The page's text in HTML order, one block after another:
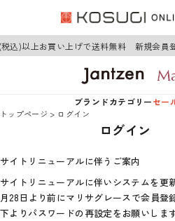
込)以上お買い上げで送料無料 新規会員
ブランドカテゴリー
ワンピース
セー
トップページ ログイン
ログイン
サイトリニューアルに伴うご案内
サイトリニューアルに伴いシステムを更
月28日より前にマリサグレースで会員登
下よりパスワードの再設定をお願いしま